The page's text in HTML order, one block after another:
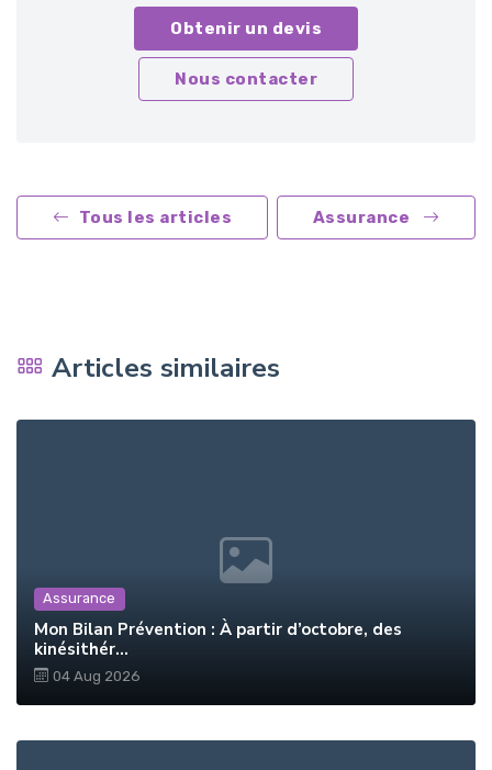
Obtenir un devis
Nous contacter
Tous les articles Assurance
Articles similaires
Assurance
Mon Bilan Prévention : À partir d’octobre, des
kinésithér...
04 Aug 2026